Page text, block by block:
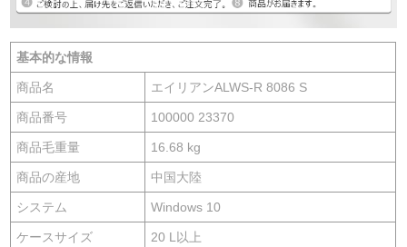
基本的な情報
商品名 エイリアンALWS-R 8086 S
商品番号 100000 23370
商品毛重量 16.68 kg
商品の産地 中国大陸
システム Windows 10
ケースサイズ 20 L以上